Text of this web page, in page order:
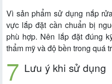
Vì sản phẩm sử dụng nắp
vực lắp đặt cần chuẩn bị
phù hợp. Nên lắp đặt đúng
thẩm mỹ và độ bền trong quá
Lưu ý khi sử dụng